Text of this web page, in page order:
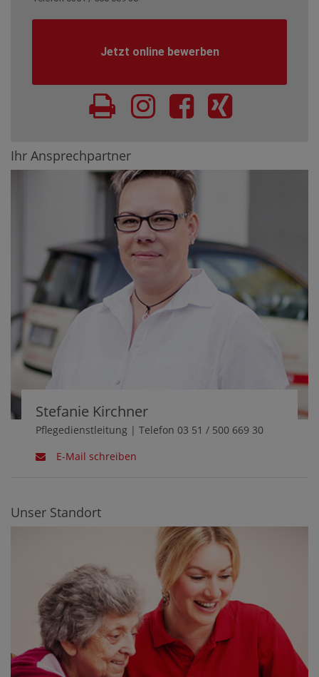
Jetzt online bewerben
Ihr Ansprechpartner
Stefanie Kirchner
Pflegedienstleitung | Telefon 03 51 / 500 669 30
E-Mail schreiben
Unser Standort